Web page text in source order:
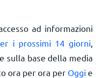
ad informazioni
i prossimi 14 giorni
sulla base della media
ora per ora per Oggi e